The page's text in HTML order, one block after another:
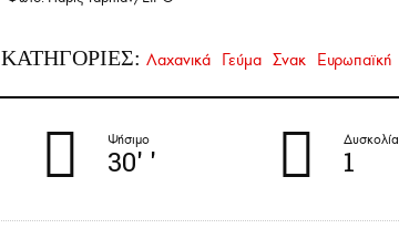
ΚΑΤΗΓΟΡΙΕΣ: Λαχανικά Γεύμα Σνακ Ευρωπαϊκή
Ψήσιμο
30' '
Δυσκολία
1